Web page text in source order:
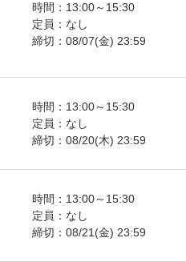
時間：13:00～15:30
定員：なし
締切：08/07(金) 23:59
時間：13:00～15:30
定員：なし
締切：08/20(木) 23:59
時間：13:00～15:30
定員：なし
締切：08/21(金) 23:59